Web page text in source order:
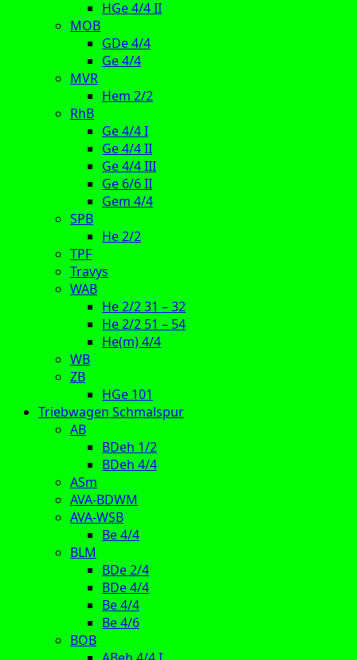
HGe 4/4 II
MOB
GDe 4/4
Ge 4/4
MVR
Hem 2/2
RhB
Ge 4/4 I
Ge 4/4 II
Ge 4/4 III
Ge 6/6 II
Gem 4/4
SPB
He 2/2
TPF
Travys
WAB
He 2/2 31 – 32
He 2/2 51 – 54
He(m) 4/4
WB
ZB
HGe 101
Triebwagen Schmalspur
AB
BDeh 1/2
BDeh 4/4
ASm
AVA-BDWM
AVA-WSB
Be 4/4
BLM
BDe 2/4
BDe 4/4
Be 4/4
Be 4/6
BOB